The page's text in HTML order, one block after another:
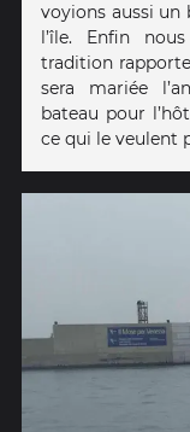
voyions aussi un
l’île. Enfin
tradition
sera mariée
bateau pour
ce qui le veulent